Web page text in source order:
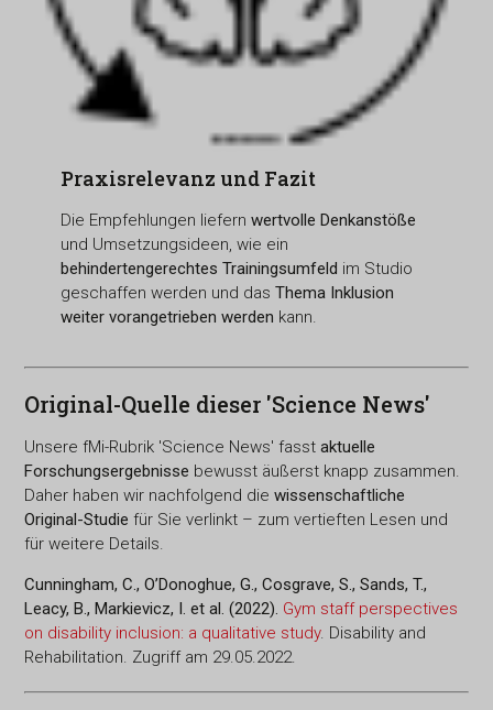
Praxisrelevanz und Fazit
Die Empfehlungen liefern wertvolle Denkanstöße
und Umsetzungsideen, wie ein
behindertengerechtes Trainingsumfeld im Studio
geschaffen werden und das Thema Inklusion
weiter vorangetrieben werden kann.
Original-Quelle dieser 'Science News'
Unsere fMi-Rubrik 'Science News' fasstaktuelle
Forschungsergebnisse bewusst äußerst knapp zusammen.
Daher haben wir nachfolgend diewissenschaftliche
Original-Studie für Sie verlinkt – zum vertieften Lesen und
für weitere Details.
Cunningham, C., O’Donoghue, G., Cosgrave, S., Sands, T.,
Leacy, B., Markievicz, I. et al. (2022). Gym staff perspectives
on disability inclusion: a qualitative study. Disability and
Rehabilitation. Zugriff am 29.05.2022.